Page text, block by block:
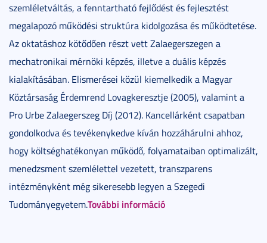
szemléletváltás, a fenntartható fejlődést és fejlesztést
megalapozó működési struktúra kidolgozása és működtetése.
Az oktatáshoz kötődően részt vett Zalaegerszegen a
mechatronikai mérnöki képzés, illetve a duális képzés
kialakításában. Elismerései közül kiemelkedik a Magyar
Köztársaság Érdemrend Lovagkeresztje (2005), valamint a
Pro Urbe Zalaegerszeg Díj (2012). Kancellárként csapatban
gondolkodva és tevékenykedve kíván hozzáhárulni ahhoz,
hogy költséghatékonyan működő, folyamataiban optimalizált,
menedzsment szemlélettel vezetett, transzparens
intézményként még sikeresebb legyen a Szegedi
Tudományegyetem.További információ